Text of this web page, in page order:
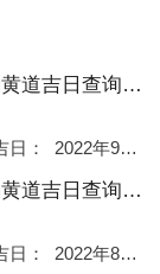
大兴区2022年9月份搬家的黄道吉日查询大全一览表哪天适合搬家好日子
大兴区2022年9月份搬家黄道吉日： 2022年9月6日 「星期二」 农历八月十一2022年9月12日 「星期一」 农历八月十七2022年9月16日 「星期五」 农历八月廿一2022年9月2
大兴区2022年8月份搬家的黄道吉日查询大全一览表哪天适合搬家好日子
大兴区2022年8月份搬家黄道吉日： 2022年8月2日 「星期二」 农历七月初五2022年8月6日 「星期六」 农历七月初九2022年8月8日 「星期一」 农历七月十一2022年8月10日 「